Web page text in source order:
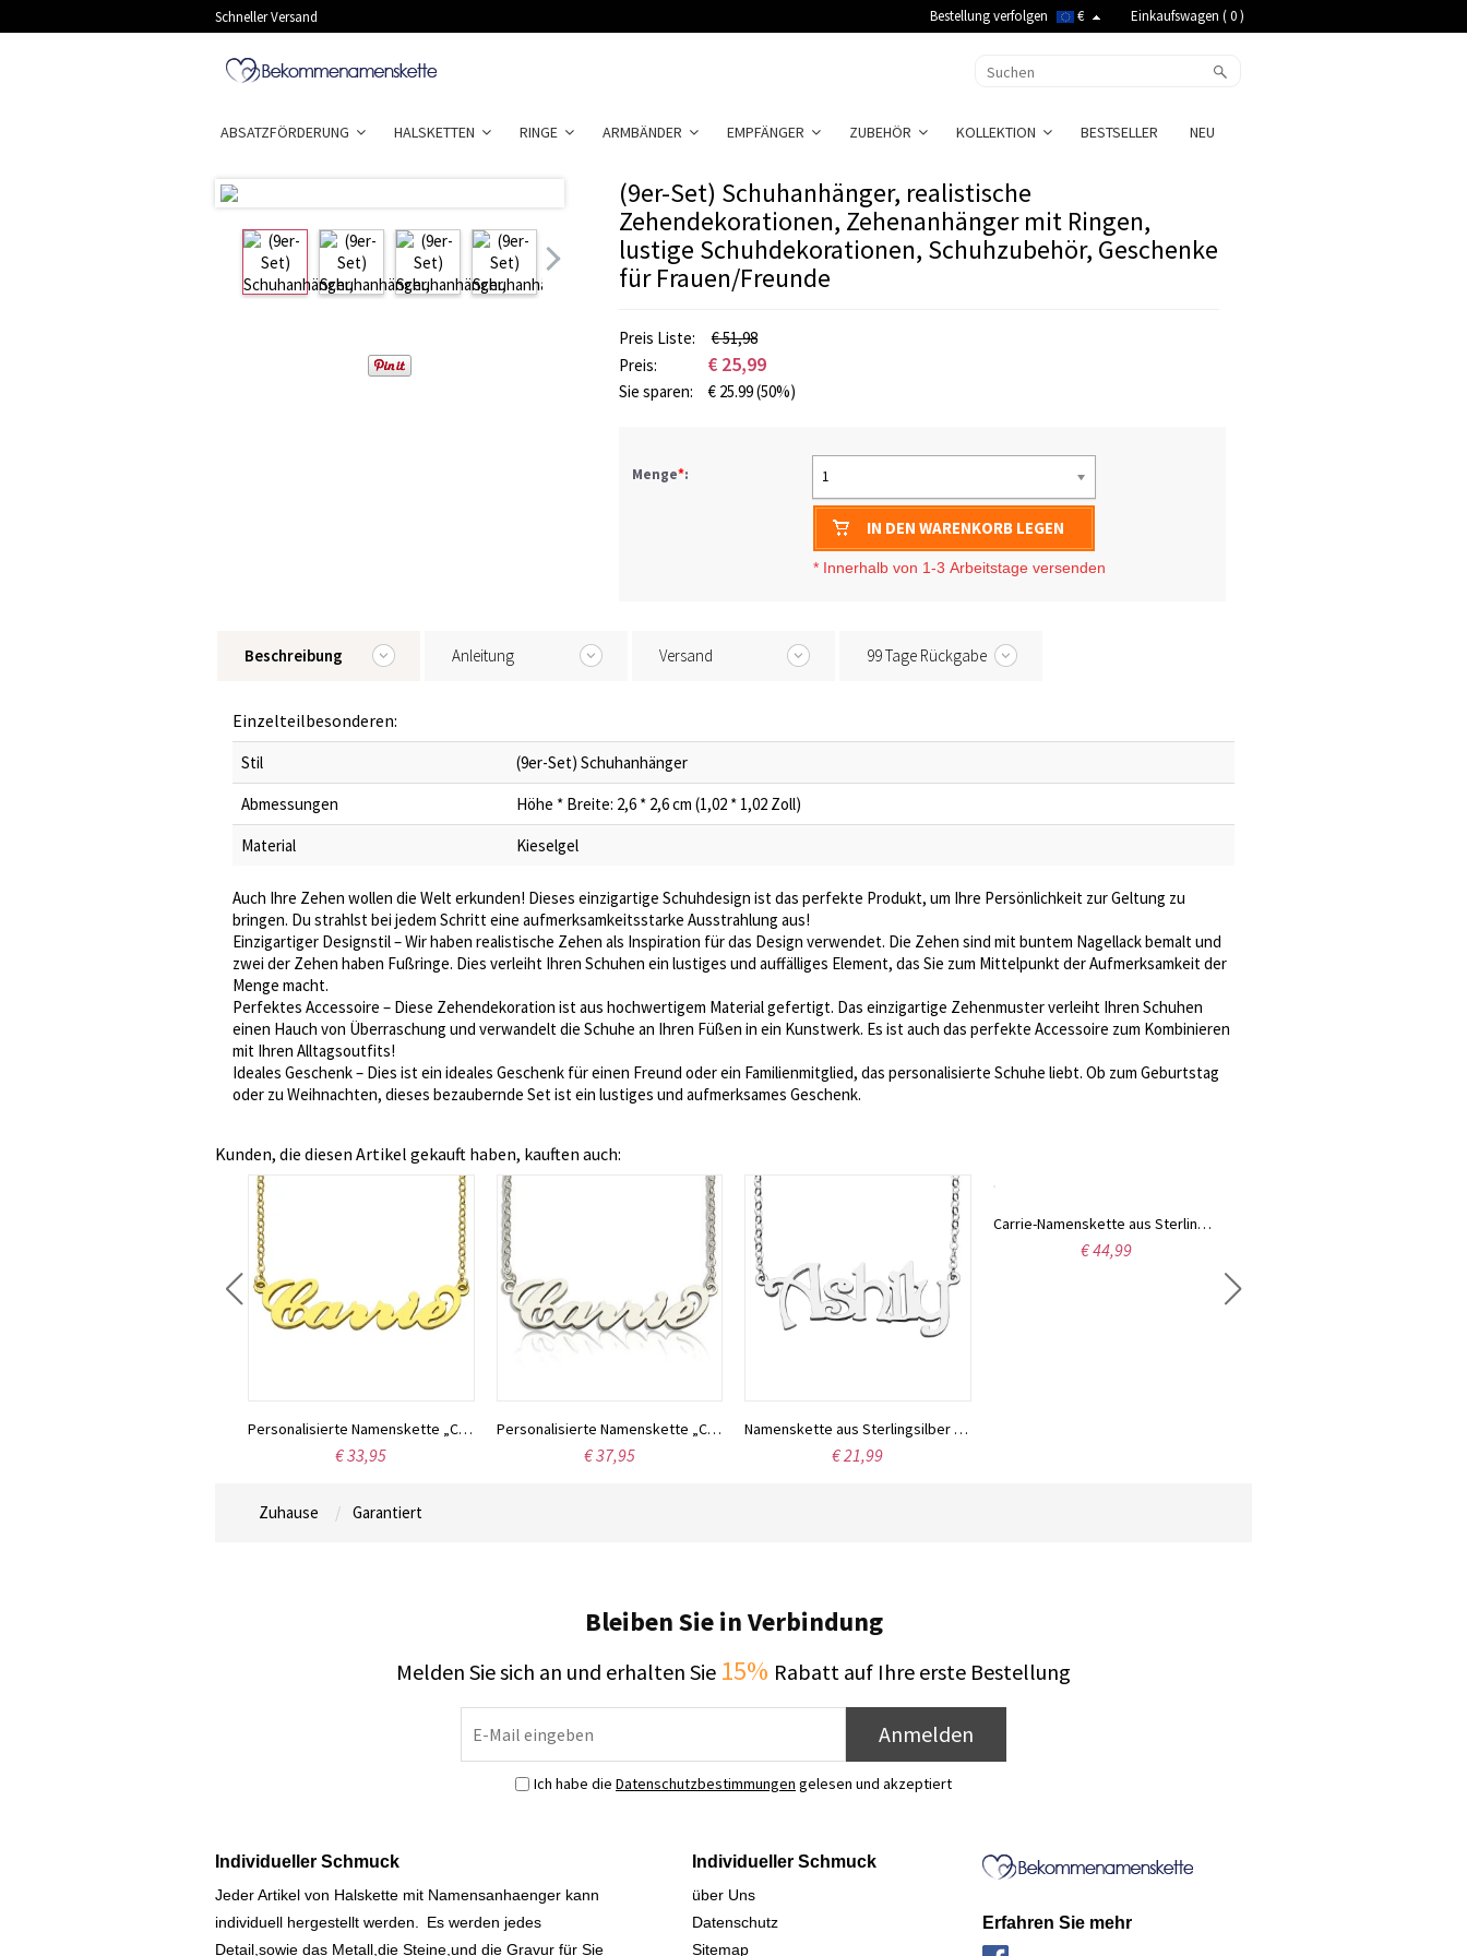
Schneller Versand Bestellung verfolgen € Einkaufswagen (0)
ABSATZFÖRDERUNG HALSKETTEN RINGE ARMBÄNDER EMPFÄNGER ZUBEHÖR KOLLEKTION BESTSELLER NEU
(9er-Set) Schuhanhänger, realistische
Zehendekorationen, Zehenanhänger mit Ringen,
lustige Schuhdekorationen, Schuhzubehör, Geschenke
für Frauen/Freunde
Preis Liste: €51,98
Preis:
€ 25,99
Sie sparen: € 25.99(50%)
Menge*: 1
IN DEN WARENKORB LEGEN
* Innerhalb von 1-3 Arbeitstage versenden
Beschreibung Anleitung Versand 99 Tage Rückgabe
Einzelteilbesonderen:
Stil
(9er-Set) Schuhanhänger
Abmessungen
Höhe * Breite: 2,6 * 2,6 cm (1,02 * 1,02 Zoll)
Material
Kieselgel
Auch Ihre Zehen wollen die Welt erkunden! Dieses einzigartige Schuhdesign ist das perfekte Produkt, um Ihre Persönlichkeit zur Geltung zu
bringen. Du strahlst bei jedem Schritt eine aufmerksamkeitsstarke Ausstrahlung aus!
Einzigartiger Designstil – Wir haben realistische Zehen als Inspiration für das Design verwendet. Die Zehen sind mit buntem Nagellack bemalt und
zwei der Zehen haben Fußringe. Dies verleiht Ihren Schuhen ein lustiges und auffälliges Element, das Sie zum Mittelpunkt der Aufmerksamkeit der
Menge macht.
Perfektes Accessoire – Diese Zehendekoration ist aus hochwertigem Material gefertigt. Das einzigartige Zehenmuster verleiht Ihren Schuhen
einen Hauch von Überraschung und verwandelt die Schuhe an Ihren Füßen in ein Kunstwerk. Es ist auch das perfekte Accessoire zum Kombinieren
mit Ihren Alltagsoutfits!
Ideales Geschenk – Dies ist ein ideales Geschenk für einen Freund oder ein Familienmitglied, das personalisierte Schuhe liebt. Ob zum Geburtstag
oder zu Weihnachten, dieses bezaubernde Set ist ein lustiges und aufmerksames Geschenk.
Kunden, die diesen Artikel gekauft haben, kauften auch:
Personalisierte Namenskette „Carrie“, 18 Karat vergoldet
€ 33,95
Personalisierte Namenskette „Carrie“ aus Sterlingsilber
€ 37,95
Namenskette aus Sterlingsilber mit der Schriftart Harrington
€ 21,99
Carrie-Namenskette aus Sterlingsilber mit Geburtssteinen
€ 44,99
Zuhause Garantiert
Bleiben Sie in Verbindung
Melden Sie sich an und erhalten Sie 15% Rabatt auf Ihre erste Bestellung
Anmelden
Ich habe die Datenschutzbestimmungen gelesen und akzeptiert
Individueller Schmuck
Jeder Artikel von Halskette mit Namensanhaenger kann
individuell hergestellt werden.
Es werden jedes
Detail,sowie das Metall,die Steine,und die Gravur für Sie
Individueller Schmuck
über Uns
Datenschutz
Sitemap
Erfahren Sie mehr